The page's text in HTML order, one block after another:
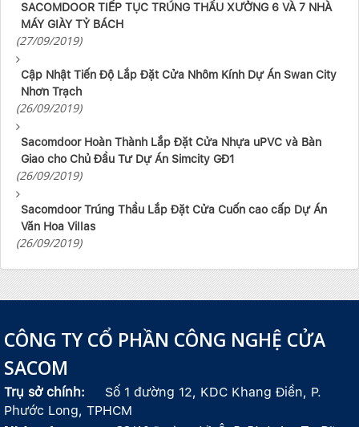
SACOMDOOR TIẾP TỤC TRÚNG THẦU XƯỞNG 6 VÀ 7 NHÀ
MÁY GIÀY TỶ BÁCH
(27/09/2019)
Cập Nhật Tiến Độ Lắp Đặt Cửa Nhôm Kính Dự Án Swan City
Nhơn Trạch
(26/09/2019)
Sacomdoor Hoàn Thành Lắp Đặt Cửa Nhựa uPVC và Bàn
Giao cho Chủ Đầu Tư Dự Án Simcity GĐ1
(26/09/2019)
Sacomdoor Trúng Thầu Lắp Đặt Cửa Cuốn cao cấp Dự Án
Văn Hoa Villas
(26/09/2019)
CÔNG TY CỔ PHẦN CÔNG NGHỆ CỬA
SACOM
Trụ sở chính:
Số 1 đường 12, KDC Khang Điền, P.
Phước Long, TPHCM